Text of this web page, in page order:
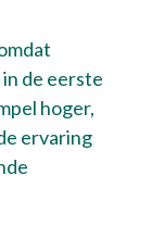
de eerste
hoger,
ervaring